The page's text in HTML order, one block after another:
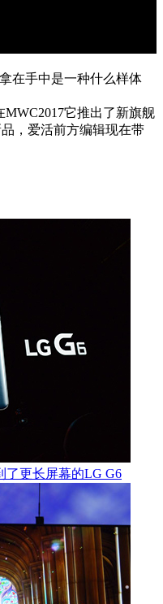
在手中是一种什么样体
它推出了新旗舰
，爱活前方编辑现在带
了更长屏幕的LG G6